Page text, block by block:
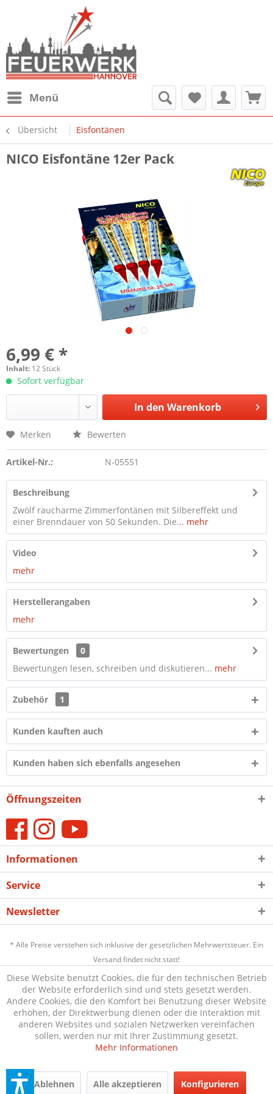
Menü
Übersicht Eisfontänen
NICO Eisfontäne 12er Pack
6,99 € *
Inhalt: 12 Stück
Sofort verfügbar
In den Warenkorb
Merken Bewerten
Artikel-Nr.: N-05551
Beschreibung
Zwölf raucharme Zimmerfontänen mit Silbereffekt und
einer Brenndauer von 50 Sekunden. Die... mehr
Video
mehr
Herstellerangaben
mehr
Bewertungen
0
Bewertungen lesen, schreiben und diskutieren... mehr
Zubehör 1
Kunden kauften auch
Kunden haben sich ebenfalls angesehen
Öffnungszeiten
Informationen
Service
Newsletter
* Alle Preise verstehen sich inklusive der gesetzlichen Mehrwertsteuer. Ein
Versand findet nicht statt!
Diese Website benutzt Cookies, die für den technischen Betrieb
der Website erforderlich sind und stets gesetzt werden.
Andere Cookies, die den Komfort bei Benutzung dieser Website
erhöhen, der Direktwerbung dienen oder die Interaktion mit
anderen Websites und sozialen Netzwerken vereinfachen
sollen, werden nur mit Ihrer Zustimmung gesetzt.
Mehr Informationen
Ablehnen Alle akzeptieren Konfigurieren